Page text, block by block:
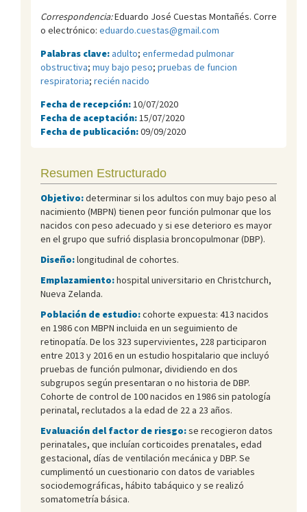
Correspondencia:Eduardo José Cuestas Montañés. Corre
o electrónico: eduardo.cuestas@gmail.com
Palabras clave:adulto; enfermedad pulmonar
obstructiva; muy bajo peso; pruebas de funcion
respiratoria; recién nacido
Fecha de recepción: 10/07/2020
Fecha de aceptación: 15/07/2020
Fecha de publicación:09/09/2020
Resumen Estructurado
Objetivo:determinar si los adultos con muy bajo peso al
nacimiento (MBPN) tienen peor función pulmonar que los
nacidos con peso adecuado y si ese deterioro es mayor
en el grupo que sufrió displasia broncopulmonar (DBP).
Diseño:longitudinal de cohortes.
Emplazamiento:hospital universitario en Christchurch,
Nueva Zelanda.
Población de estudio:cohorte expuesta: 413 nacidos
en 1986 con MBPN incluida en un seguimiento de
retinopatía. De los 323 supervivientes, 228 participaron
entre 2013 y 2016 en un estudio hospitalario que incluyó
pruebas de función pulmonar, dividiendo en dos
subgrupos según presentaran o no historia de DBP.
Cohorte de control de 100 nacidos en 1986 sin patología
perinatal, reclutados a la edad de 22 a 23 años.
Evaluación del factor de riesgo:se recogieron datos
perinatales, que incluían corticoides prenatales, edad
gestacional, días de ventilación mecánica y DBP. Se
cumplimentó un cuestionario con datos de variables
sociodemográficas, hábito tabáquico y se realizó
somatometría básica.